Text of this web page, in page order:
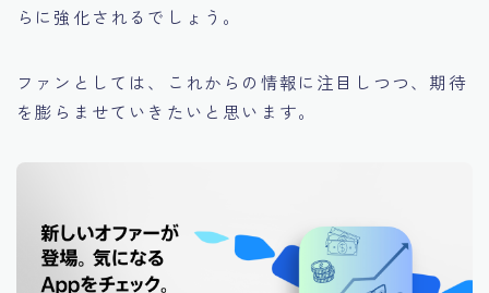
らに強化されるでしょう。
ファンとしては、これからの情報に注目しつつ、期待
を膨らませていきたいと思います。